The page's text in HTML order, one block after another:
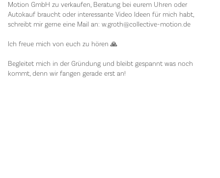
Motion GmbH zu verkaufen, Beratung bei eurem Uhren oder
Autokauf braucht oder interessante Video Ideen für mich habt,
schreibt mir gerne eine Mail an: w.groth@collective-motion.de
Ich freue mich von euch zu hören 🙏
Begleitet mich in der Gründung und bleibt gespannt was noch
kommt, denn wir fangen gerade erst an!